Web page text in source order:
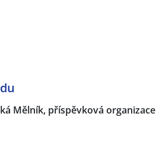
Mělník, příspěvková organizace